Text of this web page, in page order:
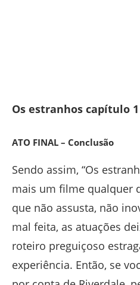
Os estranhos capítulo 1
ATO FINAL – Conclusão
Sendo assim, “Os
mais um filme qualquer
que não assusta, não
mal feita, as atuações
roteiro preguiçoso
experiência. Então, se